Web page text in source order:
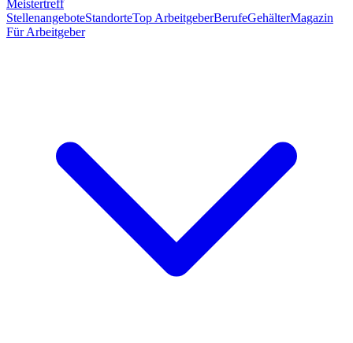
Meistertreff
StellenangeboteStandorteTop ArbeitgeberBerufeGehälterMagazin
Für Arbeitgeber